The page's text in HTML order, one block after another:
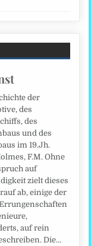
der
des
des
und des
im 19.Jh.
F.M. Ohne
auf
zielt dieses
ab, einige der
auf rein
Die…